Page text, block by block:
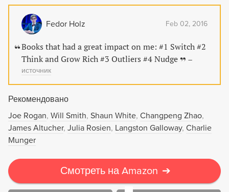
законы объясняют, почему выдающиеся хоккеисты
рождаются, как правило, в январе и практически
никогда в октябре; почему азиатским школьникам
математика дается легче, чем другим; почему, чтобы
стать престижным нью-йоркским адвокатом, нужно
быть евреем. Книга показывает, что есть общего у
пособие "как стать успешным". Это увлекательное
путешествие в мир законов жизни, которые вы можете
использовать себе на пользу.
Fedor Holz Feb 02, 2016
Books that had a great impact on me: #1 Switch #2
Think and Grow Rich #3 Outliers #4 Nudge
–
источник
Рекомендовано
Joe Rogan Will Smith Shaun White Changpeng Zhao
James Altucher Julia Rosien Langston Galloway Charlie
Munger
Смотреть на Amazon ➔